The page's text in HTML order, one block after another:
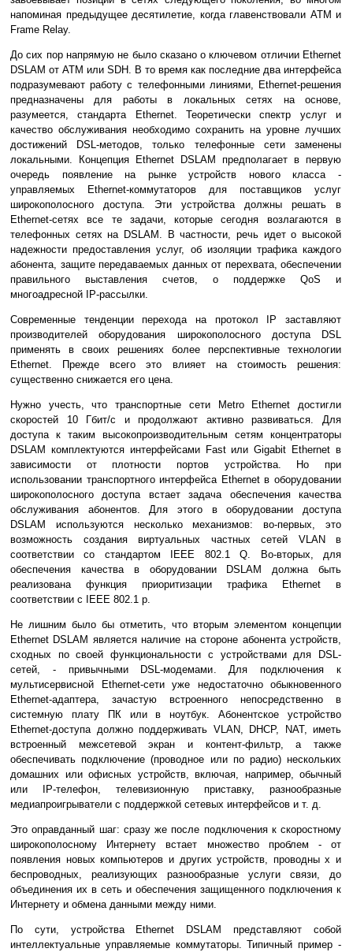
напоминая предыдущее десятилетие, когда главенствовали ATM и
Frame Relay.
До сих пор напрямую не было сказано о ключевом отличии Ethernet
DSLAM от ATM или SDH. В то время как последние два интерфейса
подразумевают работу с телефонными линиями, Ethernet-решения
предназначены для работы в локальных сетях на основе,
разумеется, стандарта Ethernet. Теоретически спектр услуг и
качество обслуживания необходимо сохранить на уровне лучших
достижений DSL-методов, только телефонные сети заменены
локальными. Концепция Ethernet DSLAM предполагает в первую
очередь появление на рынке устройств нового класса -
управляемых Ethernet-коммутаторов для поставщиков услуг
широкополосного доступа. Эти устройства должны решать в
Ethernet-сетях все те задачи, которые сегодня возлагаются в
телефонных сетях на DSLAM. В частности, речь идет о высокой
надежности предоставления услуг, об изоляции трафика каждого
абонента, защите передаваемых данных от перехвата, обеспечении
правильного выставления счетов, о поддержке QoS и
многоадресной IP-рассылки.
Современные тенденции перехода на протокол IP заставляют
производителей оборудования широкополосного доступа DSL
применять в своих решениях более перспективные технологии
Ethernet. Прежде всего это влияет на стоимость решения:
существенно снижается его цена.
Нужно учесть, что транспортные сети Metro Ethernet достигли
скоростей 10 Гбит/с и продолжают активно развиваться. Для
доступа к таким высокопроизводительным сетям концентраторы
DSLAM комплектуются интерфейсами Fast или Gigabit Ethernet в
зависимости от плотности портов устройства. Но при
использовании транспортного интерфейса Ethernet в оборудовании
широкополосного доступа встает задача обеспечения качества
обслуживания абонентов. Для этого в оборудовании доступа
DSLAM используются несколько механизмов: во-первых, это
возможность создания виртуальных частных сетей VLAN в
соответствии со стандартом IEEE 802.1 Q. Во-вторых, для
обеспечения качества в оборудовании DSLAM должна быть
реализована функция приоритизации трафика Ethernet в
соответствии с IEEE 802.1 p.
Не лишним было бы отметить, что вторым элементом концепции
Ethernet DSLAM является наличие на стороне абонента устройств,
сходных по своей функциональности с устройствами для DSL-
сетей, - привычными DSL-модемами. Для подключения к
мультисервисной Ethernet-сети уже недостаточно обыкновенного
Ethernet-адаптера, зачастую встроенного непосредственно в
системную плату ПК или в ноутбук. Абонентское устройство
Ethernet-доступа должно поддерживать VLAN, DHCP, NAT, иметь
встроенный межсетевой экран и контент-фильтр, а также
обеспечивать подключение (проводное или по радио) нескольких
домашних или офисных устройств, включая, например, обычный
или IP-телефон, телевизионную приставку, разнообразные
медиапроигрыватели с поддержкой сетевых интерфейсов и т. д.
Это оправданный шаг: сразу же после подключения к скоростному
широкополосному Интернету встает множество проблем - от
появления новых компьютеров и других устройств, проводны х и
беспроводных, реализующих разнообразные услуги связи, до
объединения их в сеть и обеспечения защищенного подключения к
Интернету и обмена данными между ними.
По сути, устройства Ethernet DSLAM представляют собой
интеллектуальные управляемые коммутаторы. Типичный пример -